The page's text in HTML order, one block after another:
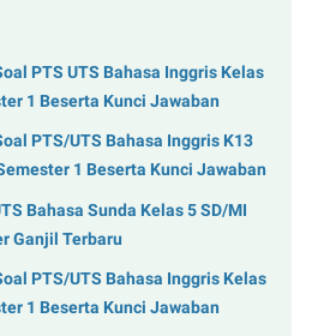
PTS UTS Bahasa Inggris Kelas
1 Beserta Kunci Jawaban
PTS/UTS Bahasa Inggris K13
1 Beserta Kunci Jawaban
Bahasa Sunda Kelas 5 SD/MI
Ganjil Terbaru
PTS/UTS Bahasa Inggris Kelas
1 Beserta Kunci Jawaban